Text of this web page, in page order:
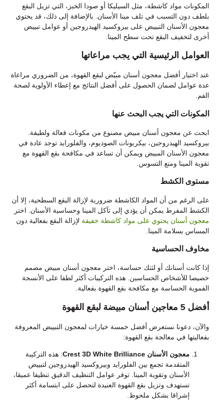
المكونات مواد كاشطة، مثل السيليكا أو صودا الخبز، التي تزيل البقع
بلطف دون التسبب في تلف مينا الأسنان. بالإضافة إلى ذلك، قد يحتوي
معجون الأسنان التبييض على بيروكسيد الهيدروجين أو عوامل تبييض
أخرى لتخفيف البقع تحت سطح المينا.
العوامل الرئيسية التي يجب مراعاتها
عند اختيار أفضل معجون أسنان مبيّض لبقع القهوة، من الضروري مراعاة
عدة عوامل لضمان الحصول على أفضل النتائج مع إعطاء الأولوية لصحة
الفم.
المكونات التي يجب البحث عنها
ابحث عن معجون أسنان مبيض مصنوع من مكونات فعالة ولطيفة.
بيروكسيد الهيدروجين، بيكربونات الصوديوم، والفلورايد توجد عادة في
معجون الأسنان المبيض ويمكن أن تساعد في مكافحة بقع القهوة مع
تقوية المينا ومنع التسوس.
مستوى الكشط
على الرغم من أن المواد الكاشطة ضرورية لإزالة البقع السطحية، إلا أن
الكشط المفرط يمكن أن يؤدي إلى تآكل المينا وحساسية الأسنان. اختر
معجون أسنان يحتوي على مواد كاشطة خفيفة لإزالة البقع بفعالية دون
المساس بسلامة المينا.
مخاوف الحساسية
إذا كانت أسنانك أو لثتك حساسة، اختر معجون أسنان مبيض مصمم
خصيصا للأشخاص الحساسين. هذه التركيبات أكثر لطفا على الأنسجة
الفموية الحساسة مع مكافحة بقع القهوة بفعالية.
أفضل 5 معاجين أسنان مبيضة لبقع القهوة
والآن، دعونا نستعرض أفضل خمسة خيارات لمعجون التبييض المعروفة
بفعاليتها في معالجة بقع القهوة:
معجون الأسنان Crest 3D White Brilliance
: هذه التركيبة
المتقدمة تجمع بين الفلورايد وبيروكسيد الهيدروجين لتبييض
الأسنان وتقوية المينا. توفر عوامل التنظيف الدقيق تنظيفا عميقا،
تستهدف وتزيل بقع القهوة العنيدة لتحصل على ابتسامة أكثر
إشراقا بشكل ملحوظ.